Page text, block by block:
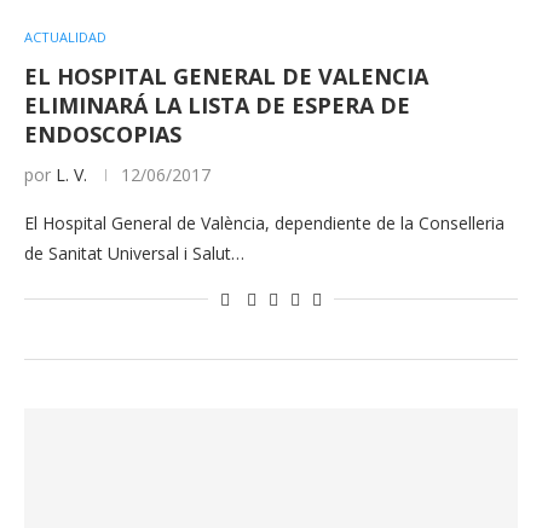
ACTUALIDAD
EL HOSPITAL GENERAL DE VALENCIA
ELIMINARÁ LA LISTA DE ESPERA DE
ENDOSCOPIAS
por L. V. 12/06/2017
El Hospital General de València, dependiente de la Conselleria
de Sanitat Universal i Salut…